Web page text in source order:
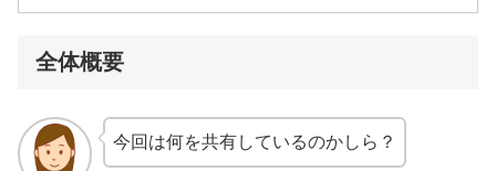
全体概要
今回は何を共有しているのかしら？